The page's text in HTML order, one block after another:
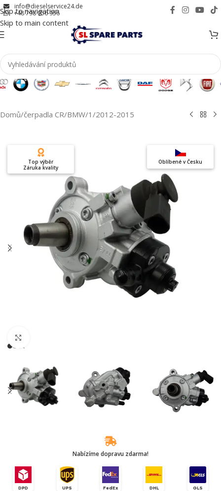
Skip to navigation
Skip to main content
info@dieselservice24.de
+48 798 956 956
Domů/čerpadla CR/BMW/1 /2012-2015
Oblíbené v Česku
Top výběr
Záruka kvality
Nabízíme dopravu zdarma!
DPD UPS FedEx DHL GLS